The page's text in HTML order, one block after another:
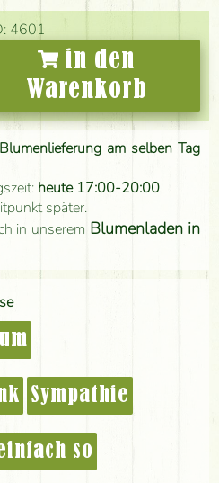
4601
in den
Warenkorb
am selben Tag
heute 17:00-20:00
später.
in unserem Blumenladen in
Sympathie
so